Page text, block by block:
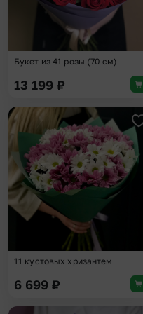
Букет из 41 розы (70 см)
13 199 ₽
11 кустовых хризантем
6 699 ₽